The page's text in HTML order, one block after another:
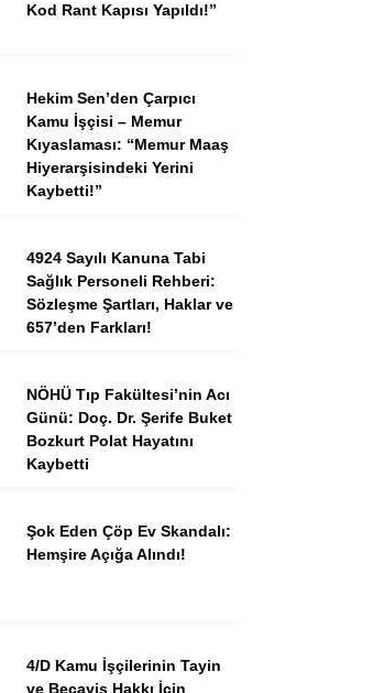
Kod Rant Kapısı Yapıldı!”
Hekim Sen’den Çarpıcı
Kamu İşçisi – Memur
Kıyaslaması: “Memur Maaş
Hiyerarşisindeki Yerini
Kaybetti!”
4924 Sayılı Kanuna Tabi
Sağlık Personeli Rehberi:
Sözleşme Şartları, Haklar ve
657’den Farkları!
NÖHÜ Tıp Fakültesi’nin Acı
Günü: Doç. Dr. Şerife Buket
Bozkurt Polat Hayatını
Kaybetti
Şok Eden Çöp Ev Skandalı:
Hemşire Açığa Alındı!
4/D Kamu İşçilerinin Tayin
ve Becayiş Hakkı İçin